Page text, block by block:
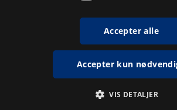
Accepter alle
Accepter kun
VIS DETALJER